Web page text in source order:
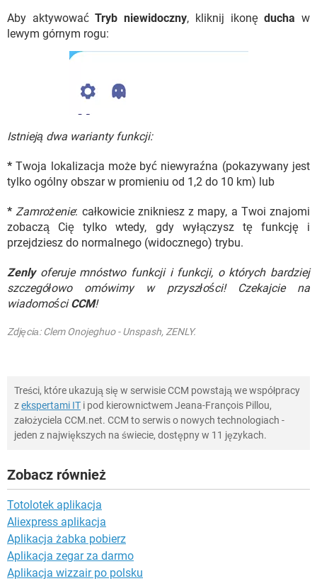
Aby aktywowaćTryb niewidoczny, kliknij ikonęducha w
lewym górnym rogu:
Istnieją dwa warianty funkcji:
* Twoja lokalizacja może być niewyraźna (pokazywany jest
tylko ogólny obszar w promieniu od 1,2 do 10 km) lub
* Zamrożenie: całkowicie znikniesz z mapy, a Twoi znajomi
zobaczą Cię tylko wtedy, gdy wyłączysz tę funkcję i
przejdziesz do normalnego (widocznego) trybu.
Zenlyoferuje mnóstwo funkcji i funkcji, o których bardziej
szczegółowo omówimy w przyszłości! Czekajcie na
wiadomościCCM!
Zdjęciа: Clem Onojeghuo - Unspash, ZENLY.
Treści, które ukazują się w serwisie CCM powstają we współpracy
zekspertami IT i pod kierownictwem Jeana-François Pillou,
założyciela CCM.net. CCM to serwis o nowych technologiach -
jeden z największych na świecie, dostępny w 11 językach.
Zobacz również
Totolotek aplikacja
Aliexpress aplikacja
Aplikacja żabka pobierz
Aplikacja zegar za darmo
Aplikacja wizzair po polsku